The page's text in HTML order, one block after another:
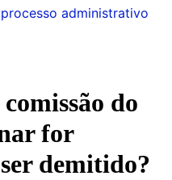
administrativo
do
for
demitido?